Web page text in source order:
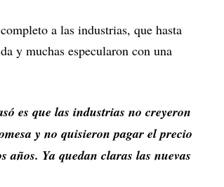
a las industrias, que hasta
y muchas especularon con una
es que las industrias no creyeron
y no quisieron pagar el precio
Ya quedan claras las nuevas